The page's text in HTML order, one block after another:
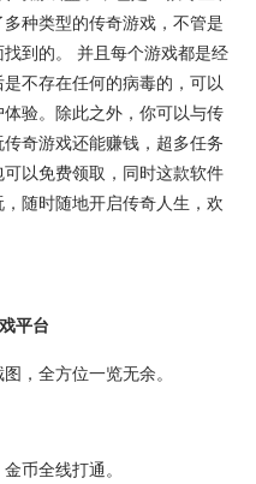
种类型的传奇游戏，不管是
到的。 并且每个游戏都是经
不存在任何的病毒的，可以
验。除此之外，你可以与传
奇游戏还能赚钱，超多任务
以免费领取，同时这款软件
随时随地开启传奇人生，欢
平台
，全方位一览无余。
币全线打通。